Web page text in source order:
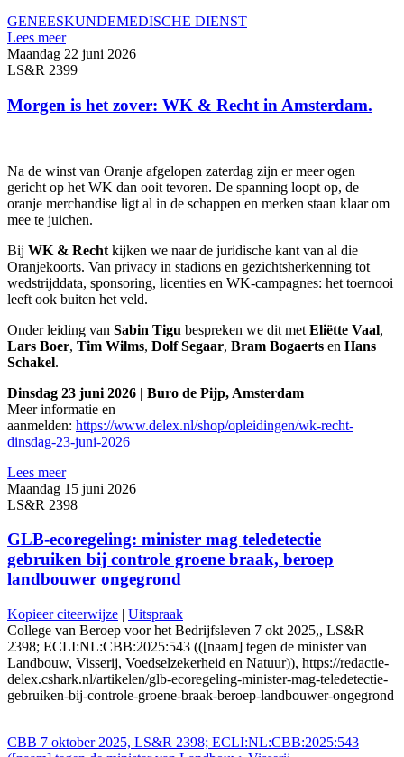
GENEESKUNDEMEDISCHE DIENST
Lees meer
Maandag 22 juni 2026
LS&R 2399
Morgen is het zover: WK & Recht in Amsterdam.
Na de winst van Oranje afgelopen zaterdag zijn er meer ogen
gericht op het WK dan ooit tevoren. De spanning loopt op, de
oranje merchandise ligt al in de schappen en merken staan klaar om
mee te juichen.
Bij WK & Recht kijken we naar de juridische kant van al die
Oranjekoorts. Van privacy in stadions en gezichtsherkenning tot
wedstrijddata, sponsoring, licenties en WK-campagnes: het toernooi
leeft ook buiten het veld.
Onder leiding van Sabin Tigu bespreken we dit met Eliëtte Vaal,
Lars Boer, Tim Wilms, Dolf Segaar, Bram Bogaerts en Hans
Schakel.
Dinsdag 23 juni 2026 | Buro de Pijp, Amsterdam
Meer informatie en
aanmelden: https://www.delex.nl/shop/opleidingen/wk-recht-
dinsdag-23-juni-2026
Lees meer
Maandag 15 juni 2026
LS&R 2398
GLB-ecoregeling: minister mag teledetectie
gebruiken bij controle groene braak, beroep
landbouwer ongegrond
Kopieer citeerwijze | Uitspraak
College van Beroep voor het Bedrijfsleven 7 okt 2025,, LS&R
2398; ECLI:NL:CBB:2025:543 (([naam] tegen de minister van
Landbouw, Visserij, Voedselzekerheid en Natuur)), https://redactie-
delex.cshark.nl/artikelen/glb-ecoregeling-minister-mag-teledetectie-
gebruiken-bij-controle-groene-braak-beroep-landbouwer-ongegrond
CBB 7 oktober 2025, LS&R 2398; ECLI:NL:CBB:2025:543